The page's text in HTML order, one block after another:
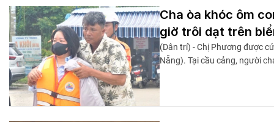
Cha òa khóc ôm
giờ trôi dạt trên
(Dân trí) - Chị Phương được
Nẵng). Tại cầu cảng, người